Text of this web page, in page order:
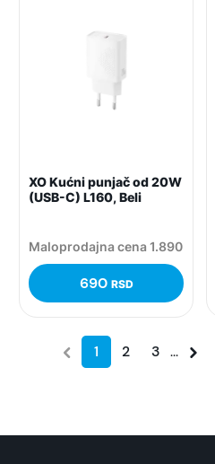
XO Kućni punjač od 20W
(USB-C) L160, Beli
Maloprodajna cena 1.890
690 RSD
1 2 3 ...